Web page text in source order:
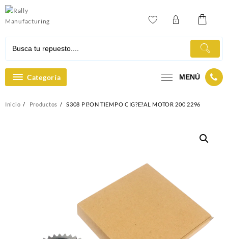
Categoría MENÚ
Inicio Productos S308 PI?ON TIEMPO CIG?E?AL MOTOR 200 2296